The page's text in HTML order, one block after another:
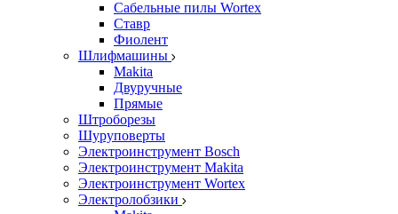
Сабельные пилы Wortex
Ставр
Фиолент
Шлифмашины
Makita
Двуручные
Прямые
Штроборезы
Шуруповерты
Электроинструмент Bosch
Электроинструмент Makita
Электроинструмент Wortex
Электролобзики